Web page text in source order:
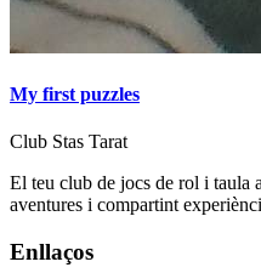
My first puzzles
Club Stas Tarat
El teu club de jocs de rol i taula
aventures i compartint
Enllaços